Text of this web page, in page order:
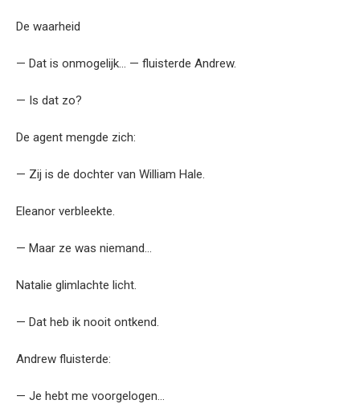
De waarheid
— Dat is onmogelijk… — fluisterde Andrew.
— Is dat zo?
De agent mengde zich:
— Zij is de dochter van William Hale.
Eleanor verbleekte.
— Maar ze was niemand…
Natalie glimlachte licht.
— Dat heb ik nooit ontkend.
Andrew fluisterde:
— Je hebt me voorgelogen…